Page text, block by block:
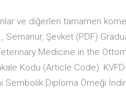
ve diğerleri tamamen
, Semanur, Şevket (PDF)
Medicine in the
Kodu (Article Code):
Diploma Örneği